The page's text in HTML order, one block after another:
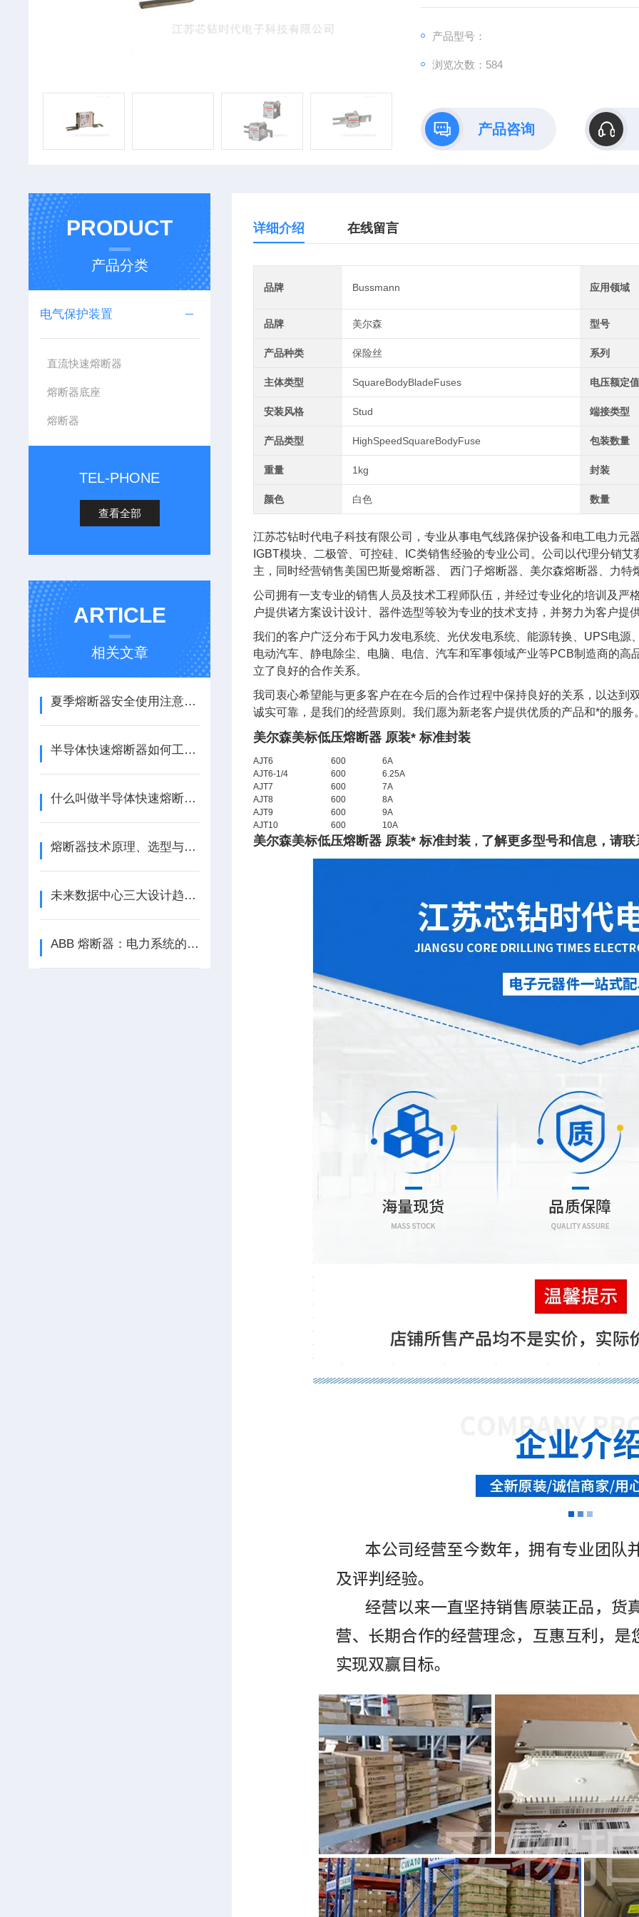
产品型号：
浏览次数：584
产品咨询
PRODUCT
产品分类
电气保护装置
直流快速熔断器
熔断器底座
熔断器
TEL-PHONE
查看全部
ARTICLE
相关文章
夏季熔断器安全使用注意事项
半导体快速熔断器如何工作？
什么叫做半导体快速熔断器？
熔断器技术原理、选型与新能源应用探析
未来数据中心三大设计趋势：模块化、直流化、支持AI规模化应用
ABB 熔断器：电力系统的安全卫士，江苏芯钻时代电子科技有限公司专业供应
详细介绍 在线留言
品牌 Bussmann 应用领域
品牌 美尔森 型号
产品种类 保险丝 系列
主体类型 SquareBodyBladeFuses 电压额定
安装风格 Stud 端接类型
产品类型 HighSpeedSquareBodyFuse 包装数量
重量 1kg 封装
颜色 白色 数量
江苏芯钻时代电子科技有限公司，专业从事电气线路保护设备和电工电力元
IGBT模块、二极管、可控硅、IC类销售经验的专业公司。公司以代理分销
主，同时经营销售美国巴斯曼熔断器、 西门子熔断器、美尔森熔断器、力特
公司拥有一支专业的销售人员及技术工程师队伍，并经过专业化的培训及严
户提供诸方案设计设计、器件选型等较为专业的技术支持，并努力为客户提
我们的客户广泛分布于风力发电系统、光伏发电系统、能源转换、UPS电
电动汽车、静电除尘、电脑、电信、汽车和军事领域产业等PCB制造商的
立了良好的合作关系。
我司衷心希望能与更多客户在在今后的合作过程中保持良好的关系，以达到
诚实可靠，是我们的经营原则。我们愿为新老客户提供优质的产品和*的服务
美尔森美标低压熔断器 原装* 标准封装
AJT6 600
6A
AJT6-1/4
600
6.25A
AJT7
600
7A
AJT8
600
8A
AJT9
600
9A
AJT10
600 10A
美尔森美标低压熔断器 原装* 标准封装 ， 了解更多型号和信息，请